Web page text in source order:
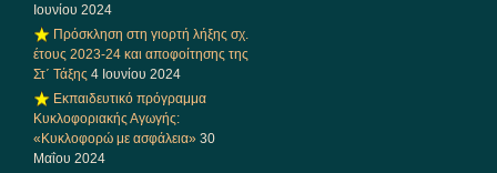
Ιουνίου 2024
Πρόσκληση στη γιορτή λήξης σχ.
έτους 2023-24 και αποφοίτησης της
Στ΄ Τάξης 4 Ιουνίου 2024
Εκπαιδευτικό πρόγραμμα
Κυκλοφοριακής Αγωγής:
«Κυκλοφορώ με ασφάλεια» 30
Μαΐου 2024